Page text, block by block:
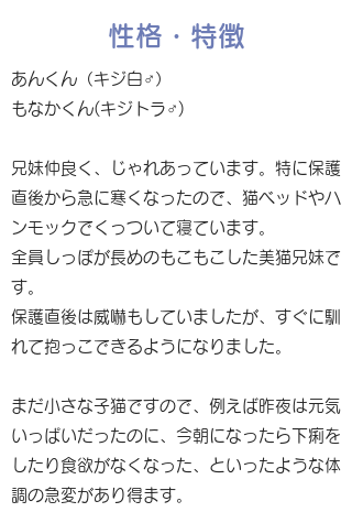
性格・特徴
あんくん（キジ白♂）
もなかくん(キジトラ♂)
兄妹仲良く、じゃれあっています。特に保護
直後から急に寒くなったので、猫ベッドやハ
ンモックでくっついて寝ています。
全員しっぽが長めのもこもこした美猫兄妹で
す。
保護直後は威嚇もしていましたが、すぐに馴
れて抱っこできるようになりました。
まだ小さな子猫ですので、例えば昨夜は元気
いっぱいだったのに、今朝になったら下痢を
したり食欲がなくなった、といったような体
調の急変があり得ます。